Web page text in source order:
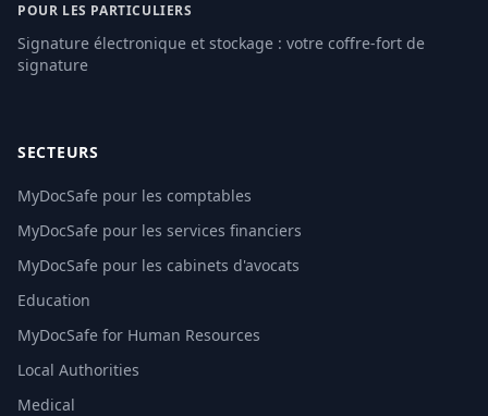
POUR LES PARTICULIERS
Signature électronique et stockage : votre coffre-fort de
signature
SECTEURS
MyDocSafe pour les comptables
MyDocSafe pour les services financiers
MyDocSafe pour les cabinets d'avocats
Education
MyDocSafe for Human Resources
Local Authorities
Medical